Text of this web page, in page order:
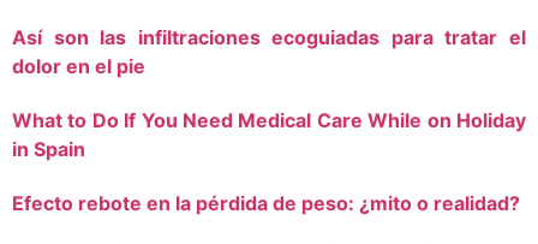
Así son las infiltraciones ecoguiadas para tratar el
dolor en el pie
What to Do If You Need Medical Care While on Holiday
in Spain
Efecto rebote en la pérdida de peso: ¿mito o realidad?